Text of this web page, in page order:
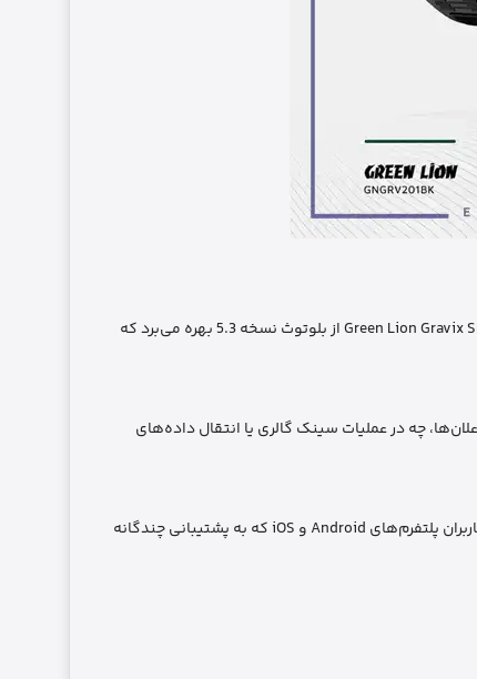
برای یک ساعت هوشمند، اتصال پایدار به گوشی یکی از مهم‌ترین ویژگی‌ها محسوب می‌شود. Green Lion Gravix Smart Watch از بلوتوث نسخه 5.3 بهره می‌برد که
چه در عملیات سینک گالری یا انتقال داده‌های
اتصال پایدار باعث کاهش قطع و وصل شدن‌ها و افزایش سرعت انتقال اطلاعات می‌شود، به‌خصوص برای کاربران پلتفرم‌های Android و iOS که به پشتیبانی چندگانه